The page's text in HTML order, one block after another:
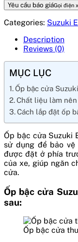
Yêu cầu báo giáGọi điện
Categories: Suzuki
Description
Reviews (0)
MỤC LỤC
Ốp bậc cửa
Chất liệu làm nên
Cách lắp đặt ốp
Ốp bậc cửa Suzuki
sử dụng để bảo
được đặt ở phía
của xe, giúp ngăn
cửa.
Ốp bậc cửa
sau:
Ốp bậc cửa